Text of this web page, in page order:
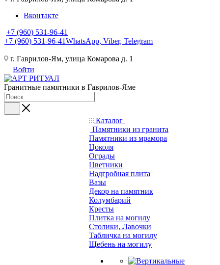
Вконтакте
+7 (960) 531-96-41
+7 (960) 531-96-41WhatsApp, Viber, Telegram
г. Гаврилов-Ям, улица Комарова д. 1
Войти
Гранитные памятники в Гаврилов-Яме
Каталог
Памятники из гранита
Памятники из мрамора
Цоколя
Ограды
Цветники
Надгробная плита
Вазы
Декор на памятник
Колумбарий
Кресты
Плитка на могилу
Столики, Лавочки
Табличка на могилу
Щебень на могилу